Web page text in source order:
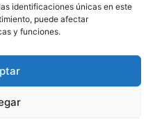
identificaciones únicas en este
puede afectar
y funciones.